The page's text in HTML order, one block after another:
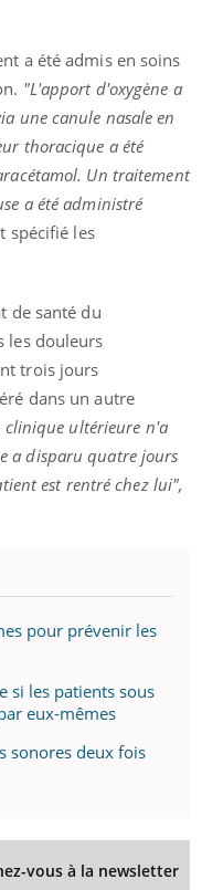
a été admis en soins
"L'apport d'oxygène a
une canule nasale en
thoracique a été
Un traitement
a été administré
spécifié les
de santé du
les douleurs
trois jours
dans un autre
clinique ultérieure n'a
a disparu quatre jours
est rentré chez lui",
pour prévenir les
si les patients sous
eux-mêmes
sonores deux fois
vous à la newsletter